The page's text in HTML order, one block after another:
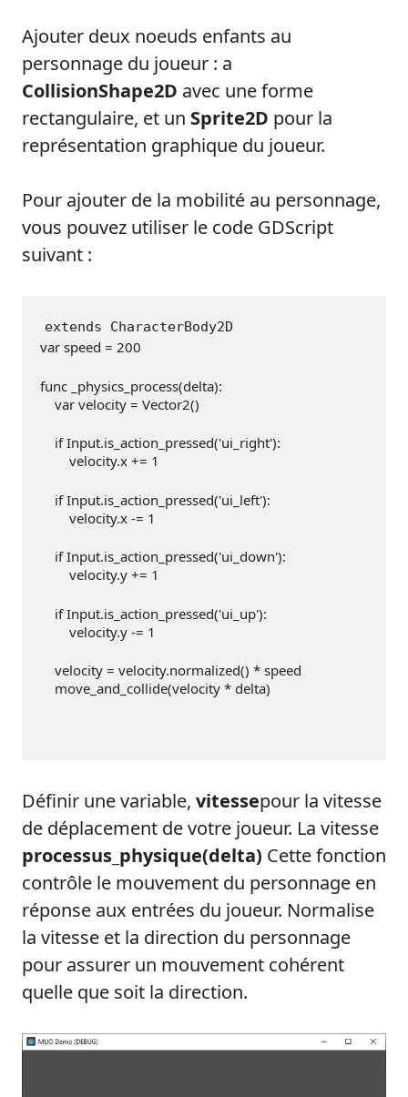
Ajouter deux noeuds enfants au
personnage du joueur : a
CollisionShape2D avec une forme
rectangulaire, et un Sprite2D pour la
représentation graphique du joueur.
Pour ajouter de la mobilité au personnage,
vous pouvez utiliser le code GDScript
suivant :
extends CharacterBody2D
var speed = 200
func _physics_process(delta):
var velocity = Vector2()
if Input.is_action_pressed('ui_right'):
velocity.x += 1
if Input.is_action_pressed('ui_left'):
velocity.x -= 1
if Input.is_action_pressed('ui_down'):
velocity.y += 1
if Input.is_action_pressed('ui_up'):
velocity.y -= 1
velocity = velocity.normalized() * speed
move_and_collide(velocity * delta)
Définir une variable, vitessepour la vitesse
de déplacement de votre joueur. La vitesse
processus_physique(delta) Cette fonction
contrôle le mouvement du personnage en
réponse aux entrées du joueur. Normalise
la vitesse et la direction du personnage
pour assurer un mouvement cohérent
quelle que soit la direction.